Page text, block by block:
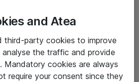
and Atea
third-party cookies to improve
analyse the traffic and provide
Mandatory cookies are always
require your consent since they